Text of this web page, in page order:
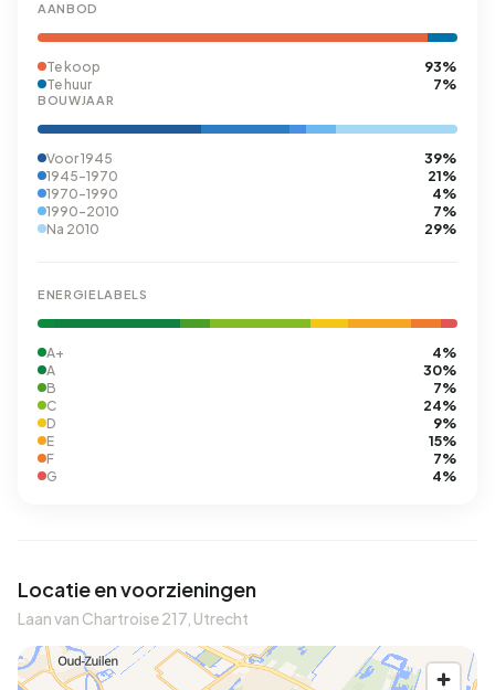
AANBOD
Te koop 93%
Te huur 7%
BOUWJAAR
Voor 1945 39%
1945-1970 21%
1970-1990 4%
1990-2010 7%
Na 2010 29%
ENERGIELABELS
A+ 4%
A 30%
B 7%
C 24%
D 9%
E 15%
F 7%
G 4%
Locatie en voorzieningen
Laan van Chartroise 217, Utrecht